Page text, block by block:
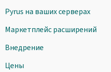
Pyrus на ваших серверах
Маркетплейс расширений
Внедрение
Цены